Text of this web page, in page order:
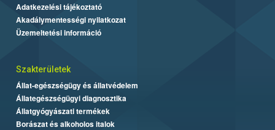
Adatkezelési tájékoztató
Akadálymentességi nyilatkozat
Üzemeltetési információ
Szakterületek
Állat-egészségügy és állatvédelem
Állategészségügyi diagnosztika
Állatgyógyászati termékek
Borászat és alkoholos italok